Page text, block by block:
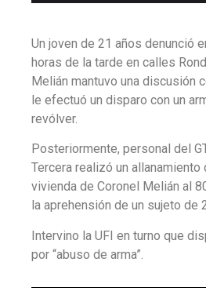
Un joven de 21 años denunció
horas de la tarde en calles
Melián mantuvo una discusión
le efectuó un disparo con un
revólver.
Posteriormente, personal del
Tercera realizó un allanamiento
vivienda de Coronel Melián al
la aprehensión de un sujeto de
Intervino la UFI en turno que
por “abuso de arma”.